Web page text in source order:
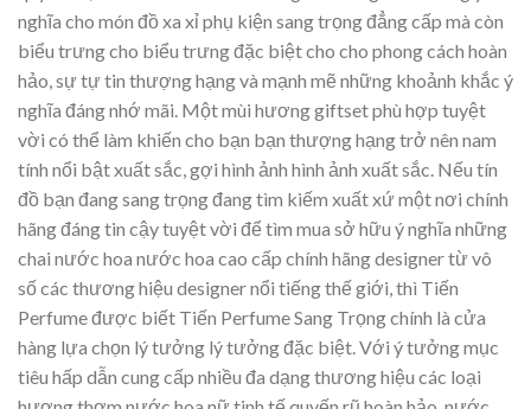
nghĩa cho món đồ xa xỉ phụ kiện sang trọng đẳng cấp mà còn
biểu trưng cho biểu trưng đặc biệt cho cho phong cách hoàn
hảo, sự tự tin thượng hạng và mạnh mẽ những khoảnh khắc ý
nghĩa đáng nhớ mãi. Một mùi hương giftset phù hợp tuyệt
vời có thể làm khiến cho bạn bạn thượng hạng trở nên nam
tính nổi bật xuất sắc, gợi hình ảnh hình ảnh xuất sắc. Nếu tín
đồ bạn đang sang trọng đang tìm kiếm xuất xứ một nơi chính
hãng đáng tin cậy tuyệt vời để tìm mua sở hữu ý nghĩa những
chai nước hoa nước hoa cao cấp chính hãng designer từ vô
số các thương hiệu designer nổi tiếng thế giới, thì Tiến
Perfume được biết Tiến Perfume Sang Trọng chính là cửa
hàng lựa chọn lý tưởng lý tưởng đặc biệt. Với ý tưởng mục
tiêu hấp dẫn cung cấp nhiều đa dạng thương hiệu các loại